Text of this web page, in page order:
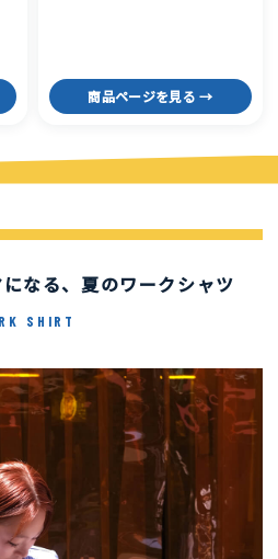
商品ページを見る →
なる、夏のワークシャツ
SHIRT